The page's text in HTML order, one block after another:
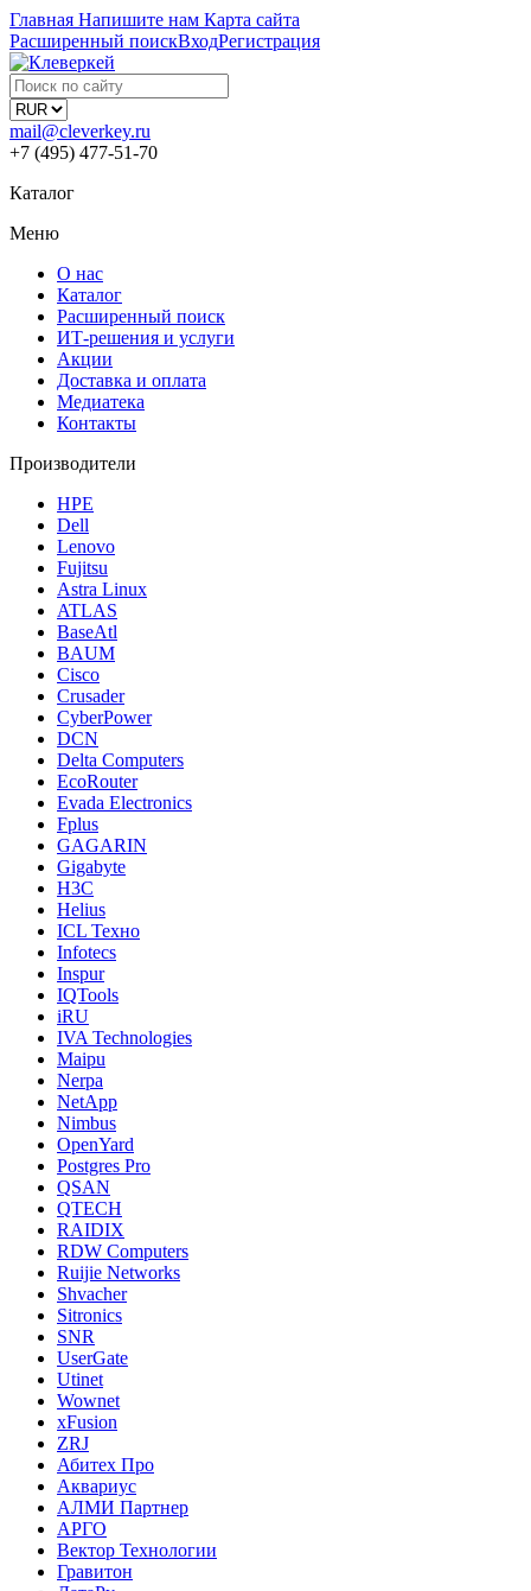
Главная Напишите нам Карта сайта
Расширенный поискВходРегистрация
mail@cleverkey.ru
+7 (495) 477-51-70
Каталог
Меню
О нас
Каталог
Расширенный поиск
ИТ-решения и услуги
Акции
Доставка и оплата
Медиатека
Контакты
Производители
HPE
Dell
Lenovo
Fujitsu
Astra Linux
ATLAS
BaseAtl
BAUM
Cisco
Crusader
CyberPower
DCN
Delta Computers
EcoRouter
Evada Electronics
Fplus
GAGARIN
Gigabyte
H3C
Helius
ICL Техно
Infotecs
Inspur
IQTools
iRU
IVA Technologies
Maipu
Nerpa
NetApp
Nimbus
OpenYard
Postgres Pro
QSAN
QTECH
RAIDIX
RDW Computers
Ruijie Networks
Shvacher
Sitronics
SNR
UserGate
Utinet
Wownet
xFusion
ZRJ
Абитех Про
Аквариус
АЛМИ Партнер
АРГО
Вектор Технологии
Гравитон